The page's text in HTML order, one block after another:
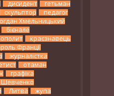
дисидент
гетьман
скульптор
педагог
Хмельницький
бієнале
краєзнавець
Франції
журналістка
отаман
графіка
Шевченко
Литва жупа